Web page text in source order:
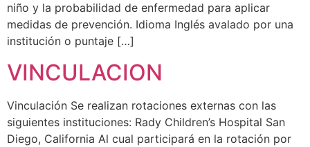
niño y la probabilidad de enfermedad para aplicar
medidas de prevención. Idioma Inglés avalado por una
institución o puntaje […]
VINCULACION
Vinculación Se realizan rotaciones externas con las
siguientes instituciones: Rady Children’s Hospital San
Diego, California Al cual participará en la rotación por